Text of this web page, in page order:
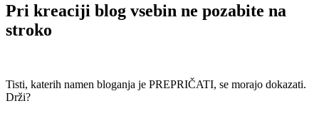
Pri kreaciji blog vsebin ne pozabite na
stroko
Tisti, katerih namen bloganja je PREPRIČATI, se morajo dokazati.
Drži?